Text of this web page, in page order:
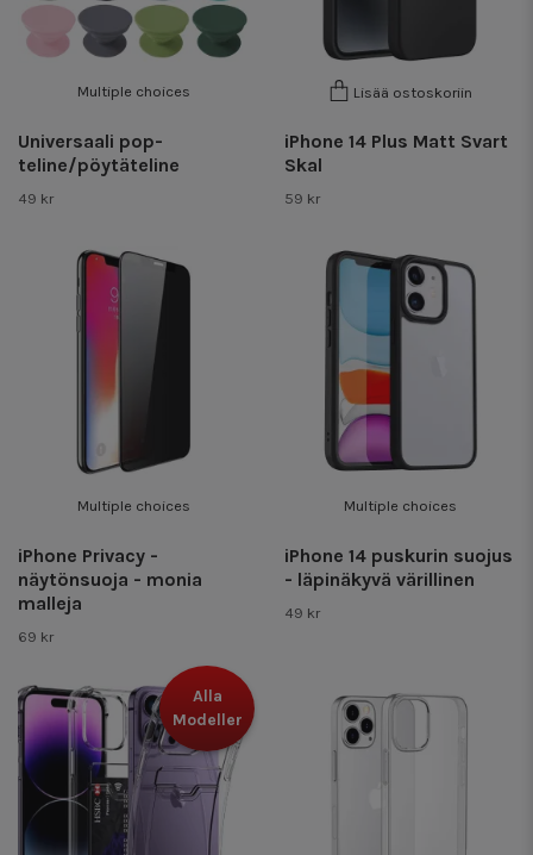
Multiple choices
Universaali pop-
teline/pöytäteline
49 kr
Lisää ostoskoriin
iPhone 14 Plus Matt Svart
Skal
59 kr
Multiple choices
iPhone Privacy -
näytönsuoja - monia
malleja
69 kr
Multiple choices
iPhone 14 puskurin suojus
- läpinäkyvä värillinen
49 kr
Alla
Modeller